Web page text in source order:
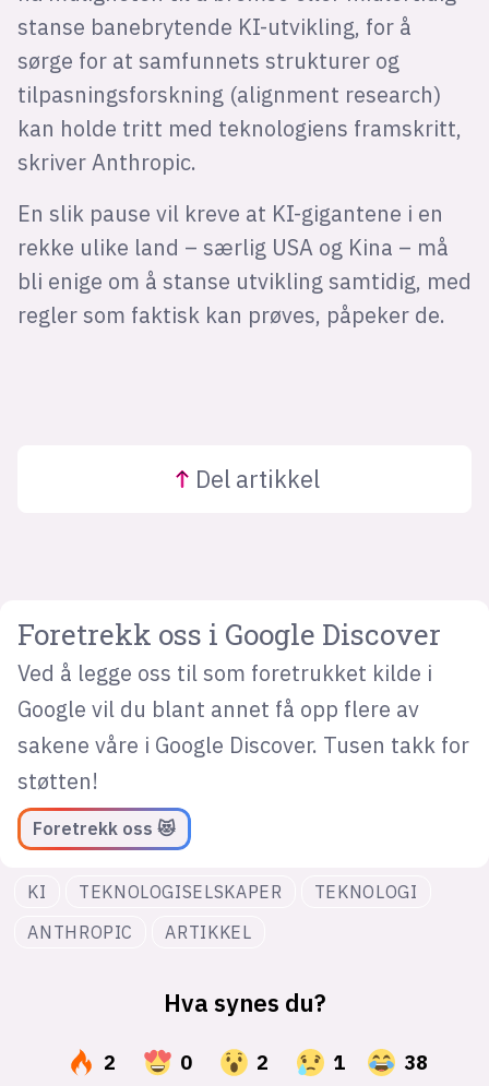
stanse banebrytende KI-utvikling, for å
sørge for at samfunnets strukturer og
tilpasningsforskning (alignment research)
kan holde tritt med teknologiens framskritt,
skriver Anthropic.
En slik pause vil kreve at KI-gigantene i en
rekke ulike land – særlig USA og Kina – må
bli enige om å stanse utvikling samtidig, med
regler som faktisk kan prøves, påpeker de.
Del artikkel
Foretrekk oss i Google Discover
Ved å legge oss til som foretrukket kilde i
Google vil du blant annet få opp flere av
sakene våre i Google Discover. Tusen takk for
støtten!
Foretrekk oss 😻
KI TEKNOLOGISELSKAPER
TEKNOLOGI
ANTHROPIC
ARTIKKEL